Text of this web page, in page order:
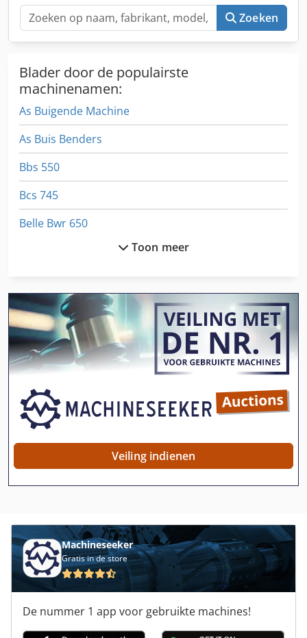
Zoeken
Blader door de populairste
machinenamen:
As Buigende Machine
As Buis Benders
Bbs 550
Bcs 745
Belle Bwr 650
Binder-Pers
Binderberger Gigant 30 Z
Binderberger Ssp 520 D
Boehringer Dus 560 Ti
Boek Binder
Bsa Bpk 190
Diamant Boart Ts 350 S
Ess 350
Hb 450
Hbs 470
Toon meer
Veiling indienen
Machineseeker
Gratis in de store
De nummer 1 app voor gebruikte machines!